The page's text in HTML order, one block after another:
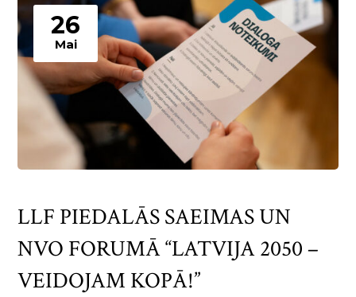
26
Mai
LLF PIEDALĀS SAEIMAS UN
NVO FORUMĀ “LATVIJA 2050 –
VEIDOJAM KOPĀ!”